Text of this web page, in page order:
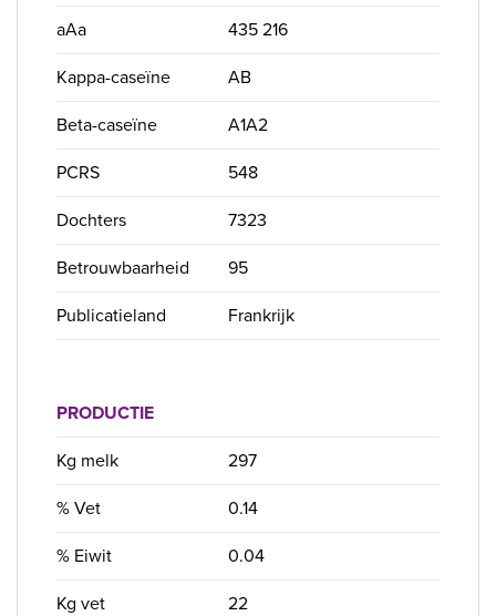
aAa 435 216
Kappa-caseïne AB
Beta-caseïne A1A2
PCRS 548
Dochters 7323
Betrouwbaarheid 95
Publicatieland Frankrijk
PRODUCTIE
Kg melk 297
% Vet 0.14
% Eiwit 0.04
Kg vet 22